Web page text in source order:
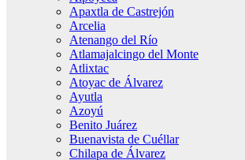
Apaxtla de Castrejón
Arcelia
Atenango del Río
Atlamajalcingo del Monte
Atlixtac
Atoyac de Álvarez
Ayutla
Azoyú
Benito Juárez
Buenavista de Cuéllar
Chilapa de Álvarez